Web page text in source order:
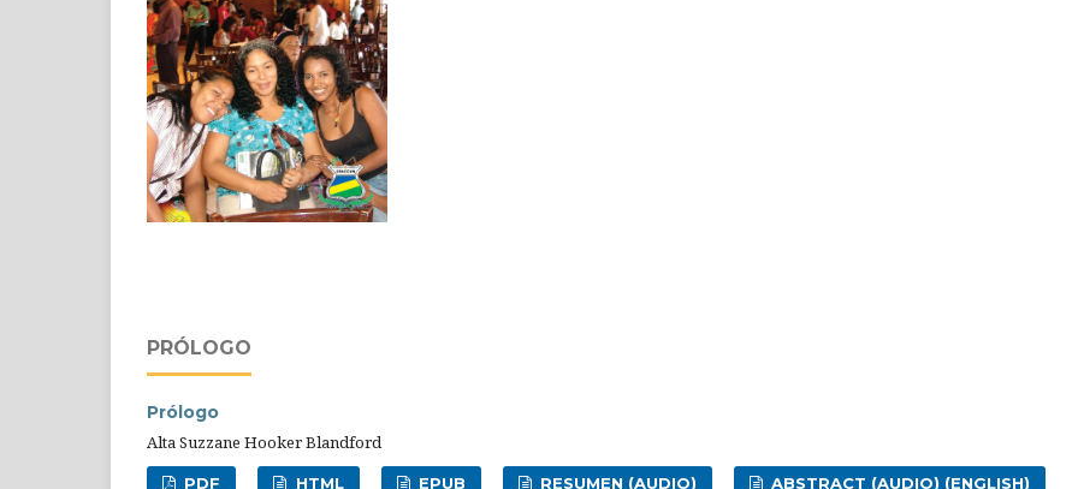
PRÓLOGO
Prólogo
Alta Suzzane Hooker Blandford
PDF HTML EPUB RESUMEN (AUDIO) ABSTRACT (AUDIO) (ENGLISH)